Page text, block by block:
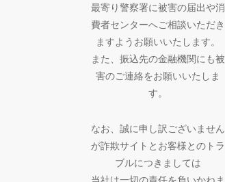
最寄り警察署に被害の届出や消
費者センターへご相談いただき
ますようお願いいたします。
また、振込先の金融機関にも被
害のご連絡をお願いいたしま
す。
なお、誠に申し訳ございません
が詐欺サイトとお客様とのトラ
ブルにつきましては